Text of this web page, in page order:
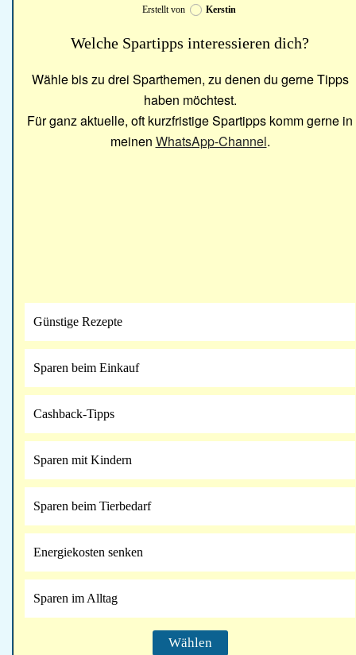
Erstellt von Kerstin
Welche Spartipps interessieren dich?
Wähle bis zu drei Sparthemen, zu denen du gerne Tipps
haben möchtest.
Für ganz aktuelle, oft kurzfristige Spartipps komm gerne in
meinen WhatsApp-Channel.
Günstige Rezepte
Sparen beim Einkauf
Cashback-Tipps
Sparen mit Kindern
Sparen beim Tierbedarf
Energiekosten senken
Sparen im Alltag